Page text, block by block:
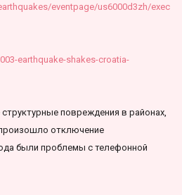
eventpage/us6000d3zh/exec
earthquake-shakes-croatia-
повреждения в районах,
отключение
были проблемы с телефонной